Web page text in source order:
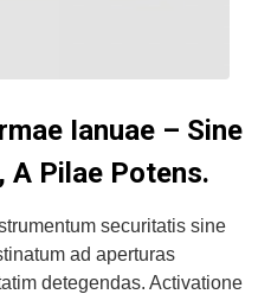
​​Ianuae – Sine
Pilae Potens.
securitatis sine
ad aperturas
detegendas. Activatione